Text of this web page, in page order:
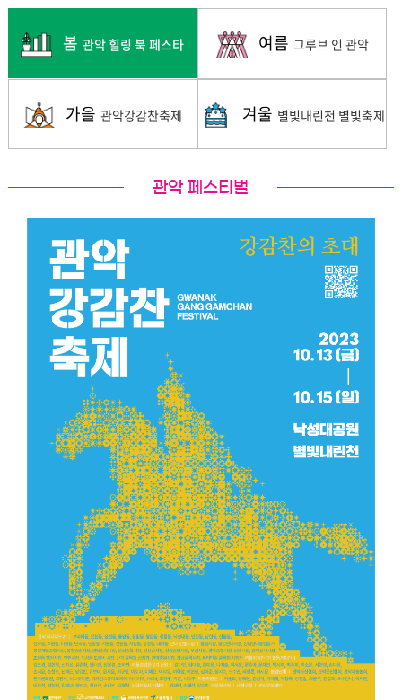
봄 관악 힐링 북 페스타 여름 그루브 인 관악
가을 관악강감찬축제 겨울 별빛내린천 별빛축제
관악 페스티벌